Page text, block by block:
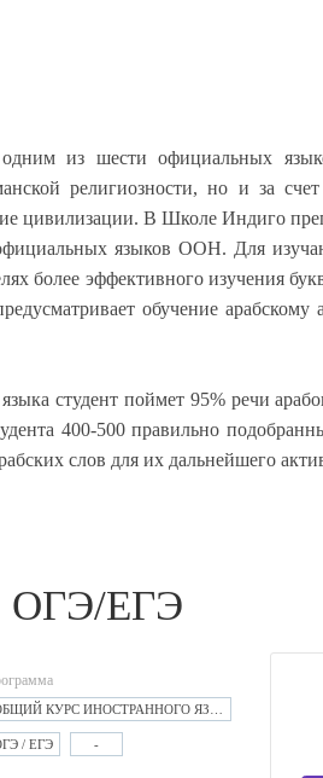
из шести официальных
религиозности, но и за
цивилизации. В Школе Индиго
языков ООН. Для
более эффективного изучения
обучение арабскому
студент поймет 95% речи
400-500 правильно
слов для их дальнейшего
ОГЭ/ЕГЭ
/ ЕГЭ -